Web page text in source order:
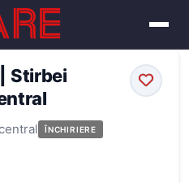
Stirbei
ÎNCHIRIERE